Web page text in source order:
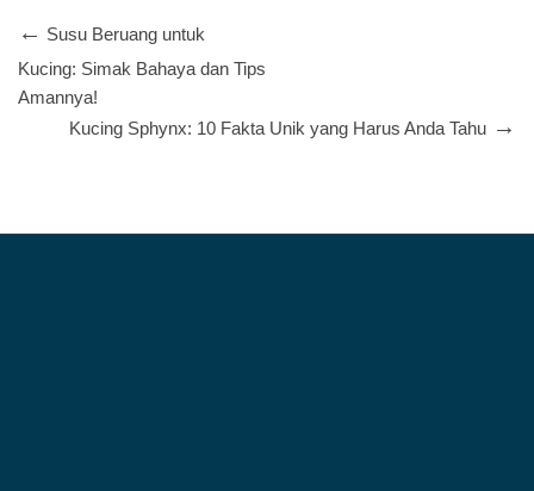
Susu Beruang untuk
Kucing: Simak Bahaya dan Tips
Amannya!
Kucing Sphynx: 10 Fakta Unik yang Harus Anda Tahu